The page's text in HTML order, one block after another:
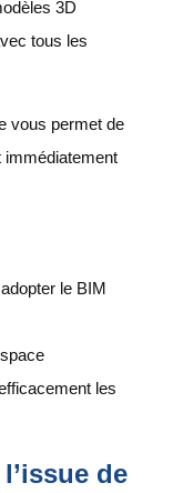
3D
tous les
vous permet de
immédiatement
le BIM
les
de